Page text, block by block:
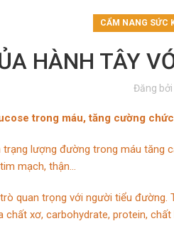
CẨM NANG SỨC
HÀNH TÂY
Đăng bởi
trong máu, tăng cường
lượng đường trong máu
mạch, thận…
quan trọng với người tiểu
xơ, carbohydrate, protein,